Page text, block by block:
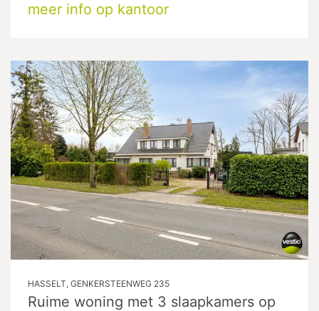
meer info op kantoor
HASSELT, GENKERSTEENWEG 235
Ruime woning met 3 slaapkamers op